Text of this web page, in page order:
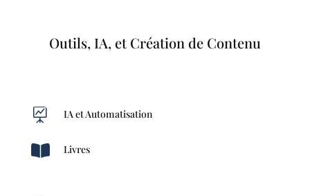
Outils, IA, et Création de Contenu
 IA et Automatisation
 Livres